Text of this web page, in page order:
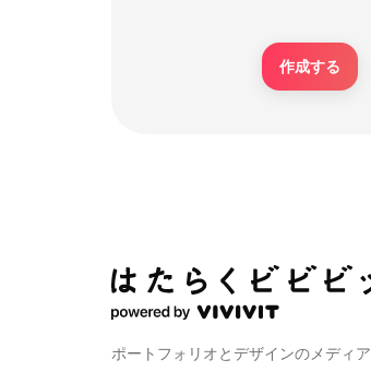
作成する
ポートフォリオとデザインのメディア